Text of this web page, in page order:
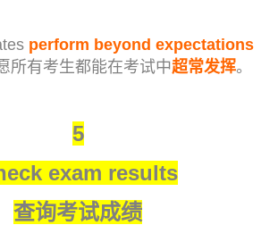
perform beyond expectations
所有考生都能在考试中超常发挥。
5
exam results
查询考试成绩